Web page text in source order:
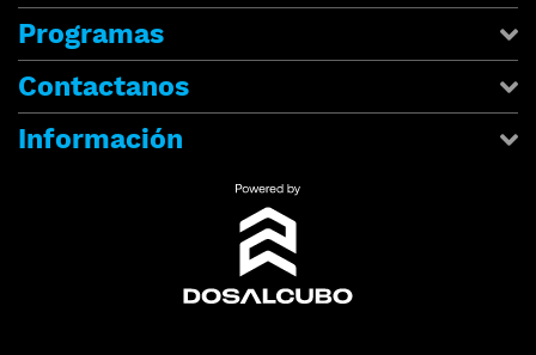
Programas
Contactanos
Información